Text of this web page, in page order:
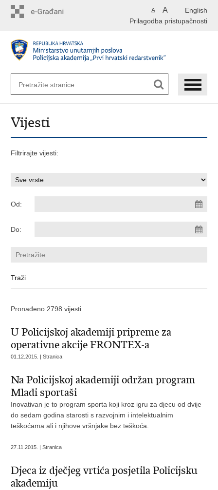
English
A A
Prilagodba pristupačnosti
Vijesti
Filtrirajte vijesti:
Od:
Do:
Pronađeno 2798 vijesti.
U Policijskoj akademiji pripreme za
operativne akcije FRONTEX-a
01.12.2015. | Stranica
Na Policijskoj akademiji održan program
Mladi sportaši
Inovativan je to program sporta koji kroz igru za djecu od dvije
do sedam godina starosti s razvojnim i intelektualnim
teškoćama ali i njihove vršnjake bez teškoća.
27.11.2015. | Stranica
Djeca iz dječjeg vrtića posjetila Policijsku
akademiju